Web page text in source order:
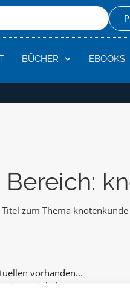
BÜCHER EBOOKS
zum Thema
Inhalte...